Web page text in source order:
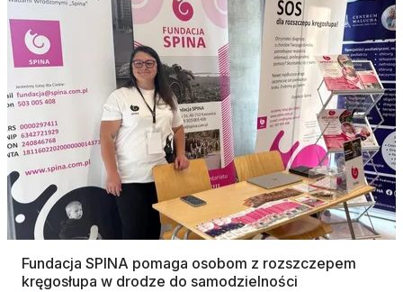
Fundacja SPINA pomaga osobom z rozszczepem
kręgosłupa w drodze do samodzielności